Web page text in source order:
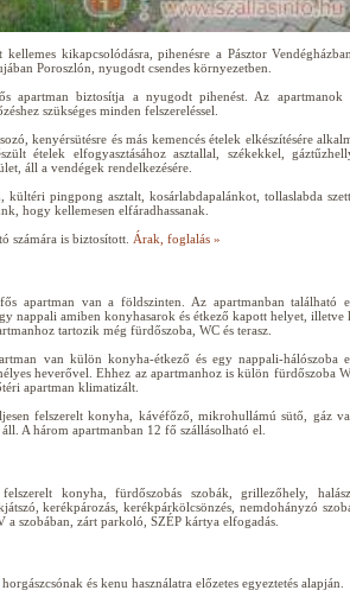
kikapcsolódásra, pihenésre a Pásztor
Poroszlón, nyugodt csendes környezetben.
apartman biztosítja a nyugodt pihenést. Az apartmanok
szükséges minden felszereléssel.
kenyérsütésre és más kemencés ételek elkészítésére
ételek elfogyasztásához asztallal, székekkel,
áll a vendégek rendelkezésére.
kültéri pingpong asztalt, kosárlabdapalánkot, tollaslabda
hogy kellemesen elfáradhassanak.
számára is biztosított. Árak, foglalás »
apartman van a földszinten. Az apartmanban található
nappali amiben konyhasarok és étkező kapott helyet, illetve
tartozik még fürdőszoba, WC és terasz.
van külön konyha-étkező és egy nappali-hálószoba
heverővel. Ehhez az apartmanhoz is külön fürdőszoba
apartman klimatizált.
felszerelt konyha, kávéfőző, mikrohullámú sütő, gáz
A három apartmanban 12 fő szállásolható el.
konyha, fürdőszobás szobák, grillezőhely,
kerékpározás, kerékpárkölcsönzés, nemdohányzó
a szobában, zárt parkoló, SZÉP kártya elfogadás.
és kenu használatra előzetes egyeztetés alapján.